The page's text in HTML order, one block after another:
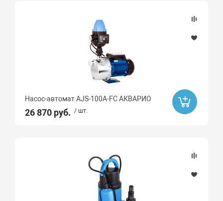
Насос-автомат AJS-100A-FC АКВАРИО
26 870 руб. / шт.